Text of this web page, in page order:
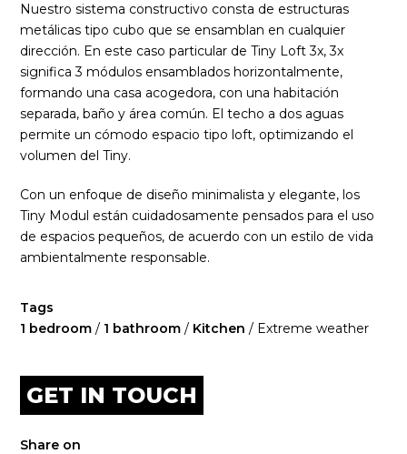
Nuestro sistema constructivo consta de estructuras
metálicas tipo cubo que se ensamblan en cualquier
dirección. En este caso particular de Tiny Loft 3x, 3x
significa 3 módulos ensamblados horizontalmente,
formando una casa acogedora, con una habitación
separada, baño y área común. El techo a dos aguas
permite un cómodo espacio tipo loft, optimizando el
volumen del Tiny.
Con un enfoque de diseño minimalista y elegante, los
Tiny Modul están cuidadosamente pensados para el uso
de espacios pequeños, de acuerdo con un estilo de vida
ambientalmente responsable.
Tags
1 bedroom / 1 bathroom / Kitchen / Extreme weather
GET IN TOUCH
Share on